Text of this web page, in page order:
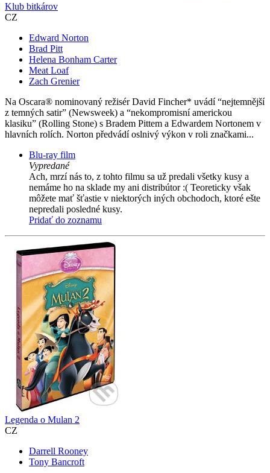
Klub bitkárov
CZ
Edward Norton
Brad Pitt
Helena Bonham Carter
Meat Loaf
Zach Grenier
Na Oscara® nominovaný režisér David Fincher* uvádí “nejtemnější
z temných satir” (Newsweek) a “nekompromisní americkou
klasiku” (Rolling Stone) s Bradem Pittem a Edwardem Nortonem v
hlavních rolích. Norton předvádí oslnivý výkon v roli značkami...
Blu-ray film
Vypredané
Ach, mrzí nás to, z tohto filmu sa už predali všetky kusy a
nemáme ho na sklade my ani distribútor :( Teoreticky však
môžete mať šťastie v niektorých iných obchodoch, ktoré ešte
nepredali posledné kusy.
Pridať do zoznamu
Legenda o Mulan 2
CZ
Darrell Rooney
Tony Bancroft